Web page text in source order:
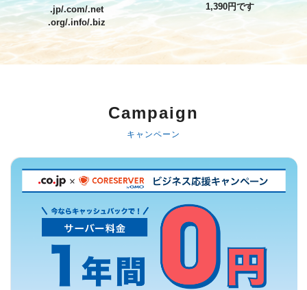
Value Domain Oneにログイン
Value Domain Oneアカウント作成
以下でも登録可能
GMO ID Amazon
※AmazonはValue Domain Oneのアカウント作成画面へ遷移します
.jp/.com/.net
.org/.info/.biz
1,390円です
Campaign
キャンペーン